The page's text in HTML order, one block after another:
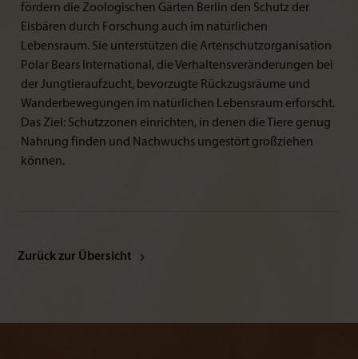
fördern die Zoologischen Gärten Berlin den Schutz der
Eisbären durch Forschung auch im natürlichen
Lebensraum. Sie unterstützen die Artenschutzorganisation
Polar Bears International, die Verhaltensveränderungen bei
der Jungtieraufzucht, bevorzugte Rückzugsräume und
Wanderbewegungen im natürlichen Lebensraum erforscht.
Das Ziel: Schutzzonen einrichten, in denen die Tiere genug
Nahrung finden und Nachwuchs ungestört großziehen
können.
Zurück zur Übersicht